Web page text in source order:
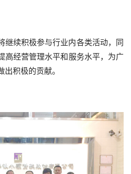
继续积极参与行业内各类活动，同
高经营管理水平和服务水平，为广
积极的贡献。